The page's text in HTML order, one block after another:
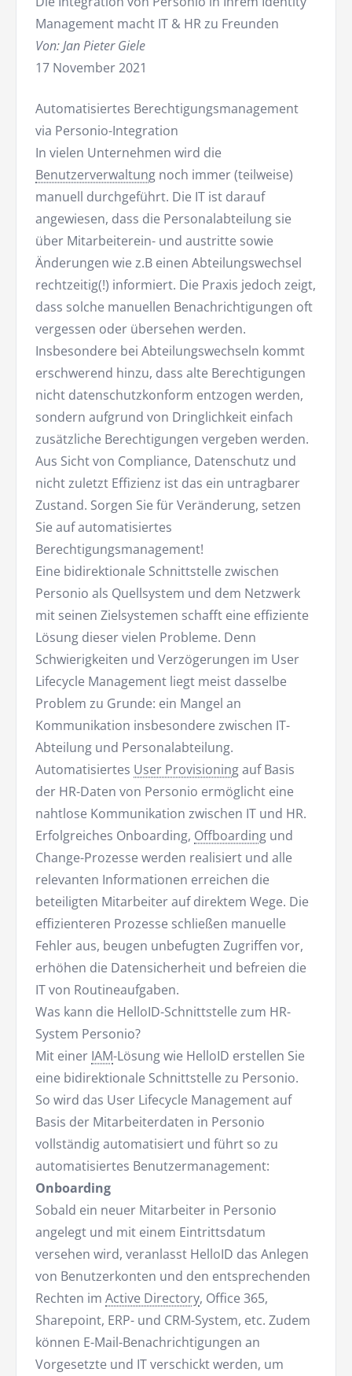
Management macht IT & HR zu Freunden
Von: Jan Pieter Giele
17 November 2021
Automatisiertes Berechtigungsmanagement
via Personio-Integration
In vielen Unternehmen wird die
Benutzerverwaltung noch immer (teilweise)
manuell durchgeführt. Die IT ist darauf
angewiesen, dass die Personalabteilung sie
über Mitarbeiterein- und austritte sowie
Änderungen wie z.B einen Abteilungswechsel
rechtzeitig(!) informiert. Die Praxis jedoch zeigt,
dass solche manuellen Benachrichtigungen oft
vergessen oder übersehen werden.
Insbesondere bei Abteilungswechseln kommt
erschwerend hinzu, dass alte Berechtigungen
nicht datenschutzkonform entzogen werden,
sondern aufgrund von Dringlichkeit einfach
zusätzliche Berechtigungen vergeben werden.
Aus Sicht von Compliance, Datenschutz und
nicht zuletzt Effizienz ist das ein untragbarer
Zustand. Sorgen Sie für Veränderung, setzen
Sie auf automatisiertes
Berechtigungsmanagement!
Eine bidirektionale Schnittstelle zwischen
Personio als Quellsystem und dem Netzwerk
mit seinen Zielsystemen schafft eine effiziente
Lösung dieser vielen Probleme. Denn
Schwierigkeiten und Verzögerungen im User
Lifecycle Management liegt meist dasselbe
Problem zu Grunde: ein Mangel an
Kommunikation insbesondere zwischen IT-
Abteilung und Personalabteilung.
Automatisiertes User Provisioningauf Basis
der HR-Daten von Personio ermöglicht eine
nahtlose Kommunikation zwischen IT und HR.
Erfolgreiches Onboarding, Offboarding und
Change-Prozesse werden realisiert und alle
relevanten Informationen erreichen die
beteiligten Mitarbeiter auf direktem Wege. Die
effizienteren Prozesse schließen manuelle
Fehler aus, beugen unbefugten Zugriffen vor,
erhöhen die Datensicherheit und befreien die
IT von Routineaufgaben.
Was kann die HelloID-Schnittstelle zum HR-
System Personio?
Mit einer IAM-Lösung wie HelloID erstellen Sie
eine bidirektionale Schnittstelle zu Personio.
So wird das User Lifecycle Management auf
Basis der Mitarbeiterdaten in Personio
vollständig automatisiert und führt so zu
automatisiertes Benutzermanagement:
Onboarding
Sobald ein neuer Mitarbeiter in Personio
angelegt und mit einem Eintrittsdatum
versehen wird, veranlasst HelloID das Anlegen
von Benutzerkonten und den entsprechenden
Rechten im Active Directory, Office 365,
Sharepoint, ERP- und CRM-System, etc. Zudem
können E-Mail-Benachrichtigungen an
Vorgesetzte und IT verschickt werden, um